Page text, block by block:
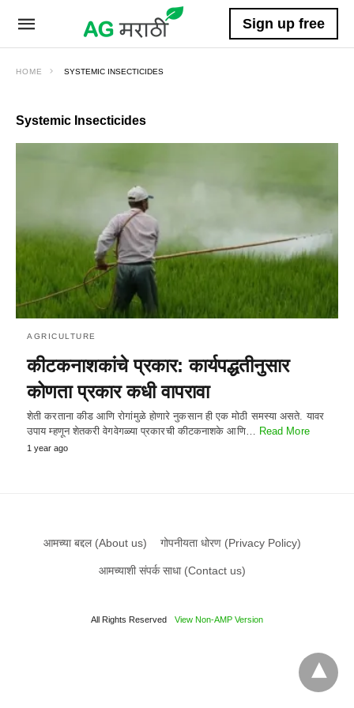
Sign up free
HOME SYSTEMIC INSECTICIDES
Systemic Insecticides
AGRICULTURE
कीटकनाशकांचे प्रकार: कार्यपद्धतीनुसार
कोणता प्रकार कधी वापरावा
शेती करताना कीड आणि रोगांमुळे होणारे नुकसान ही एक मोठी समस्या असते. यावर
उपाय म्हणून शेतकरी वेगवेगळ्या प्रकारची कीटकनाशके आणि… Read More
1 year ago
आमच्या बद्दल (About us) गोपनीयता धोरण (Privacy Policy)
आमच्याशी संपर्क साधा (Contact us)
All Rights Reserved View Non-AMP Version